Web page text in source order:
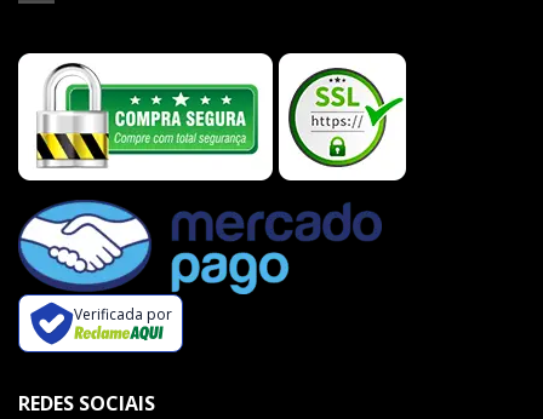
Verificada por
REDES SOCIAIS